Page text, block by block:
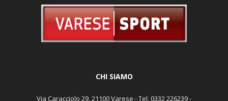
CHI SIAMO
Via Caracciolo 29, 21100 Varese - Tel. 0332 226239 -